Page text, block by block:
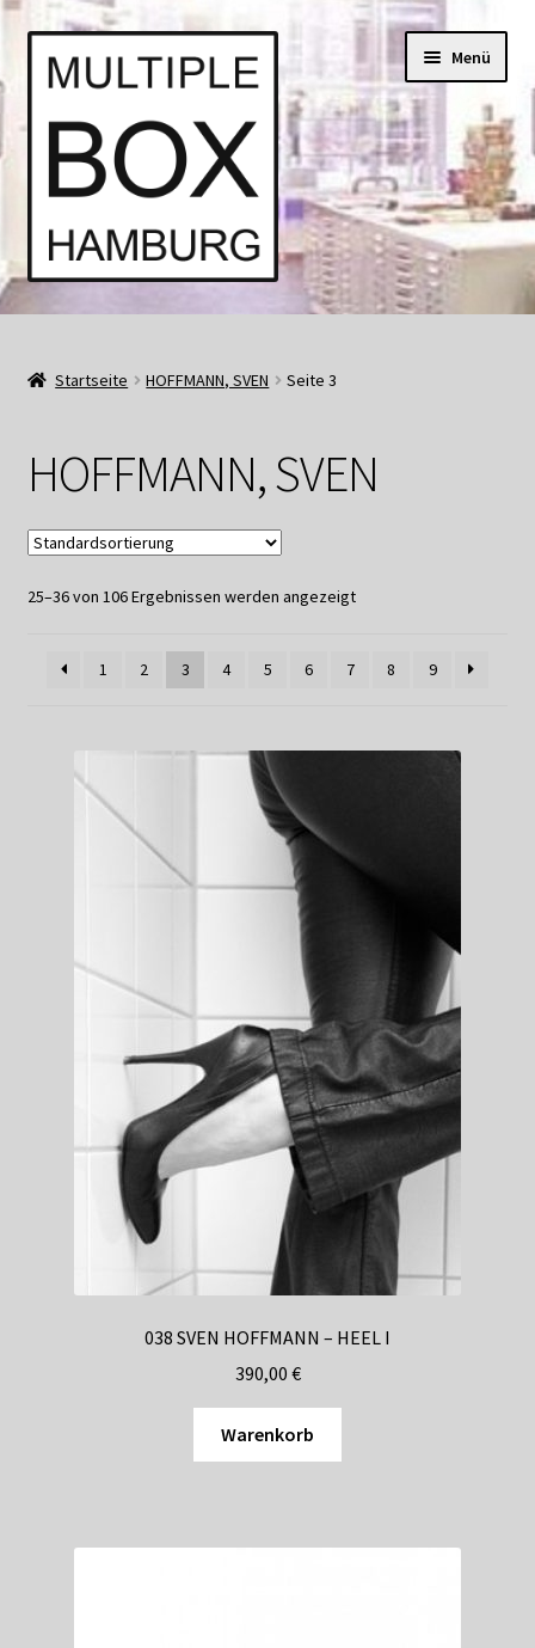
Zur
Navigation
Springe
zum
Menü
Start
AGB
Linkliste
Mein Konto
Suchservice
Versandkosten / Lieferung
Widerrufsbelehrung
Startseite HOFFMANN, SVEN Seite 3
HOFFMANN, SVEN
25–36 von 106 Ergebnissen werden angezeigt
1 2 3 4 5 6 7 8 9
038 SVEN HOFFMANN – HEEL I
390,00 €
Warenkorb